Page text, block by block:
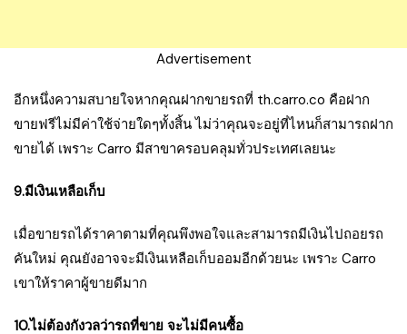
Advertisement
อีกหนึ่งความสบายใจหากคุณฝากขายรถที่ th.carro.co คือฝาก
ขายฟรีไม่มีค่าใช้จ่ายใดๆทั้งสิ้น ไม่ว่าคุณจะอยู่ที่ไหนก็สามารถฝาก
ขายได้ เพราะ Carro มีสาขาครอบคลุมทั่วประเทศเลยนะ
9.มีเงินเหลือเก็บ
เมื่อขายรถได้ราคาตามที่คุณพึงพอใจและสามารถมีเงินไปถอยรถ
คันใหม่ คุณยังอาจจะมีเงินเหลือเก็บออมอีกด้วยนะ เพราะ Carro
เขาให้ราคาผู้ขายดีมาก
10.ไม่ต้องกังวลว่ารถที่ขาย จะไม่มีคนซื้อ